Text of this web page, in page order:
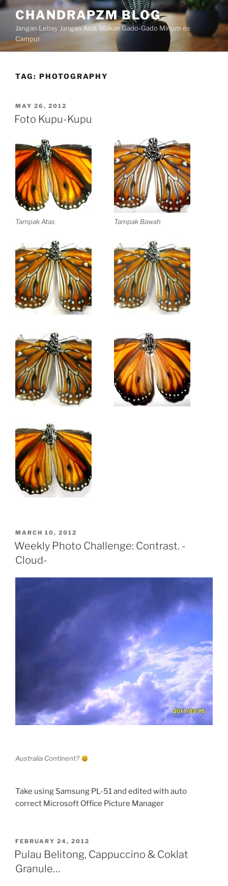
Skip
content
CHANDRAPZM BLOG
Jangan Lebay Jangan Asal. Makan Gado-Gado Minum es
Campur
TAG: PHOTOGRAPHY
POSTED
ON
MAY 26, 2012
Foto Kupu-Kupu
Tampak Atas Tampak Bawah
POSTED
ON
MARCH 10, 2012
Weekly Photo Challenge: Contrast. -
Cloud-
Australia Continent?
Take using Samsung PL-51 and edited with auto
correct Microsoft Office Picture Manager
POSTED
ON
FEBRUARY 24, 2012
Pulau Belitong, Cappuccino & Coklat
Granule…